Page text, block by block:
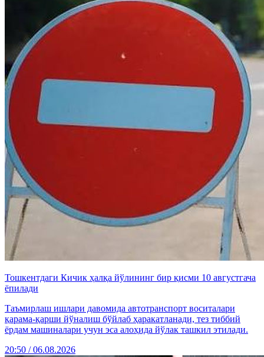
Тошкентдаги Кичик ҳалқа йўлининг бир қисми 10 августгача
ёпилади
Таъмирлаш ишлари давомида автотранспорт воситалари
қарама-қарши йўналиш бўйлаб ҳаракатланади, тез тиббий
ёрдам машиналари учун эса алоҳида йўлак ташкил этилади.
20:50 / 06.08.2026